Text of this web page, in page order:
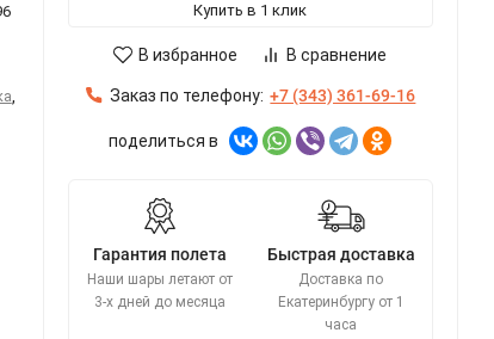
,
Купить в 1 клик
В избранное В сравнение
Заказ по телефону: +7 (343) 361-69-16
поделиться в
Гарантия полета
Наши шары летают от
3-х дней до месяца
Быстрая доставка
Доставка по
Екатеринбургу от 1
часа